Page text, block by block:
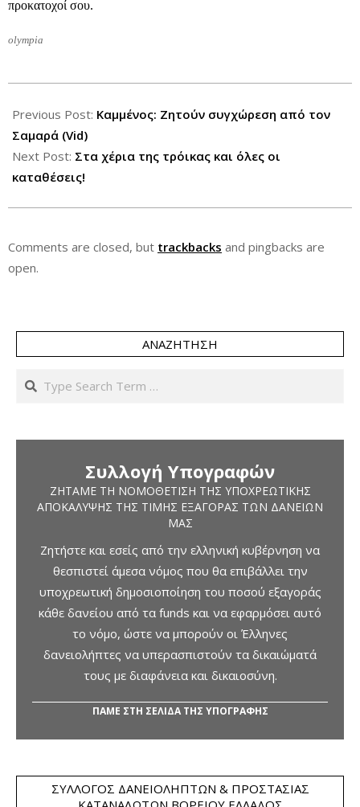
προκατοχοί σου.
olympia
12-
13
Previous Post: Καμμένος: Ζητούν συγχώρεση από τον
Σαμαρά (Vid)
Next Post: Στα χέρια της τρόικας και όλες οι
καταθέσεις!
Comments are closed, but trackbacks and pingbacks are
open.
ΑΝΑΖΉΤΗΣΗ
Search
Συλλογή Υπογραφών
ΖΗΤΆΜΕ ΤΗ ΝΟΜΟΘΈΤΙΣΗ ΤΗΣ ΥΠΟΧΡΕΩΤΙΚΉΣ
ΑΠΟΚΆΛΥΨΗΣ ΤΗΣ ΤΙΜΉΣ ΕΞΑΓΟΡΆΣ ΤΩΝ ΔΑΝΕΊΩΝ
ΜΑΣ
Ζητήστε και εσείς από την ελληνική κυβέρνηση να
θεσπιστεί άμεσα νόμος που θα επιβάλλει την
υποχρεωτική δημοσιοποίηση του ποσού εξαγοράς
κάθε δανείου από τα funds και να εφαρμόσει αυτό
το νόμο, ώστε να μπορούν οι Έλληνες
δανειολήπτες να υπερασπιστούν τα δικαιώματά
τους με διαφάνεια και δικαιοσύνη.
ΠΑΜΕ ΣΤΗ ΣΕΛΙΔΑ ΤΗΣ ΥΠΟΓΡΑΦΗΣ
ΣΎΛΛΟΓΟΣ ΔΑΝΕΙΟΛΗΠΤΏΝ & ΠΡΟΣΤΑΣΊΑΣ